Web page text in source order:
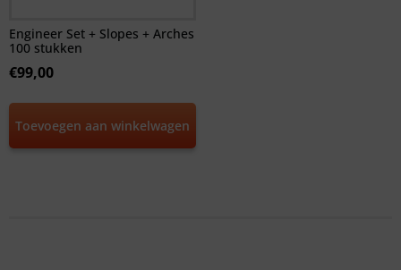
Engineer Set + Slopes + Arches
100 stukken
€99,00
Toevoegen aan winkelwagen